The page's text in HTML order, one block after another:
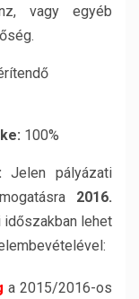
vagy egyéb
100%
Jelen pályázati
2016.
lehet
a 2015/2016-os